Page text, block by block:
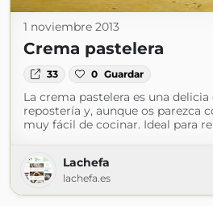
1 noviembre 2013
Crema pastelera
33 0 Guardar
La crema pastelera es una
repostería y, aunque os parezca
muy fácil de cocinar. Ideal para
Lachefa
lachefa.es